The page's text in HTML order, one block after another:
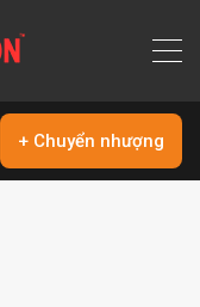
+ Chuyển nhượng